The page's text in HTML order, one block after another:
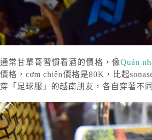
通常甘單哥習慣看酒的價格，像Quán
價格，cơm chiên價格是80K，比起
穿「足球服」的越南朋友，各自穿著不